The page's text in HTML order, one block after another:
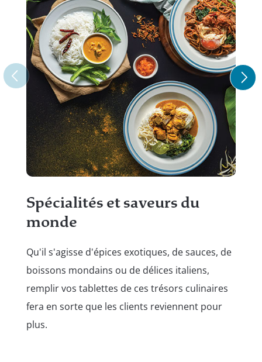
Spécialités et saveurs du
monde
Qu'il s'agisse d'épices exotiques, de sauces, de
boissons mondains ou de délices italiens,
remplir vos tablettes de ces trésors culinaires
fera en sorte que les clients reviennent pour
plus.